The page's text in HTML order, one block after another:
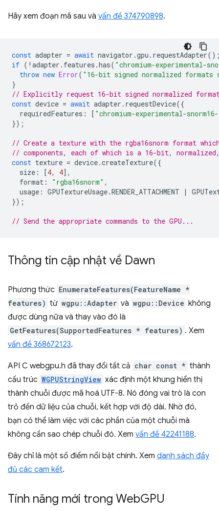
Hãy xem đoạn mã sau và vấn đề 374790898.
const adapter = await navigator .gpu . requestAdapter
if ( ! adapter . features .has( "chromium-experimental-
throw new Error( "16-bit signed normalized
}
// Explicitly request 16-bit signed normalized
const device = await adapter . requestDevice({
requiredFeatures : [ "chromium-experimental-
});
// Create a texture with the rgba16snorm format
// components, each of which is a 16-bit,
const texture = device.createTexture({
size : [4, 4],
format : "rgba16snorm" ,
usage : GPUTextureUsage.RENDER_ATTACHMENT |
});
// Send the appropriate commands to the GPU...
Thông tin cập nhật về Dawn
Phương thức EnumerateFeatures(FeatureName *
features) từ wgpu::Adapter và wgpu::Device không
được dùng nữa và thay vào đó là
GetFeatures(SupportedFeatures * features) . Xem
vấn đề 368672123.
API C webgpu.h đã thay đổi tất cả char const * thành
cấu trúc WGPUStringView xác định một khung hiển thị
thành chuỗi được mã hoá UTF-8. Nó đóng vai trò là con
trỏ đến dữ liệu của chuỗi, kết hợp với độ dài. Nhờ đó,
bạn có thể làm việc với các phần của một chuỗi mà
không cần sao chép chuỗi đó. Xem vấn đề 42241188.
Đây chỉ là một số điểm nổi bật chính. Xem danh sách đầy
đủ các cam kết.
Tính năng mới trong WebGPU